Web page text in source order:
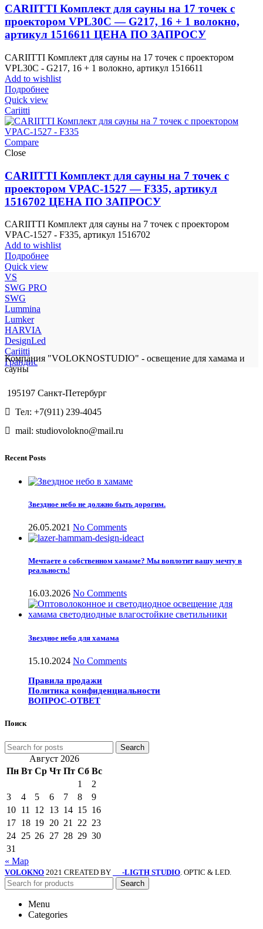
CARIITTI Комплект для сауны на 17 точек с
проектором VPL30C — G217, 16 + 1 волокно,
артикул 1516611 ЦЕНА ПО ЗАПРОСУ
CARIITTI Комплект для сауны на 17 точек с проектором
VPL30C - G217, 16 + 1 волокно, артикул 1516611
Add to wishlist
Подробнее
Quick view
Cariitti
Compare
Close
CARIITTI Комплект для сауны на 7 точек с
проектором VPAC-1527 — F335, артикул
1516702 ЦЕНА ПО ЗАПРОСУ
CARIITTI Комплект для сауны на 7 точек с проектором
VPAC-1527 - F335, артикул 1516702
Add to wishlist
Подробнее
Quick view
VS
SWG PRO
SWG
Lummina
Lumker
HARVIA
DesignLed
Cariitti
Грандис
Компания "VOLOKNOSTUDIO" - освещение для хамама и
сауны
195197 Санкт-Петербург
Тел: +7(911) 239-4045
mail: studiovolokno@mail.ru
Recent Posts
Звездное небо не должно быть дорогим.
26.05.2021 No Comments
Мечтаете о собственном хамаме? Мы воплотит вашу мечту в
реальность!
16.03.2026 No Comments
Звездное небо для хамама
15.10.2024 No Comments
Правила продажи
Политика конфиденциальности
ВОПРОС-ОТВЕТ
Поиск
Search
Август 2026
Пн Вт Ср Чт Пт Сб Вс
1
2
3
4 5 6 7 8
9
10 11 12 13 14 15 16
17 18 19 20 21 22 23
24 25 26 27 28 29 30
31
« Мар
VOLOKNO 2021 CREATED BY -LIGTH STUDIO. OPTIC & LED.
Search
Menu
Categories